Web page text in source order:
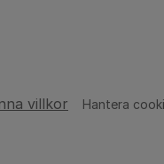
villkor Hantera